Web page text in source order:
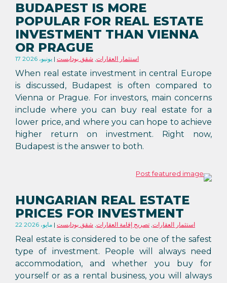
BUDAPEST IS MORE
POPULAR FOR REAL ESTATE
INVESTMENT THAN VIENNA
OR PRAGUE
17 يونيو، 2026 استثمار العقارات, شقق بودابست
When real estate investment in central Europe
is discussed, Budapest is often compared to
Vienna or Prague. For investors, main concerns
include where you can buy real estate for a
lower price, and where you can hope to achieve
higher return on investment. Right now,
Budapest is the answer to both.
HUNGARIAN REAL ESTATE
PRICES FOR INVESTMENT
22 مايو، 2026 استثمار العقارات, تصريح إقامة العقارات, شقق بودابست
Real estate is considered to be one of the safest
type of investment. People will always need
accommodation, and whether you buy for
yourself or as a rental business, you will always